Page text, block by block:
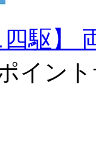
四駆】
イン